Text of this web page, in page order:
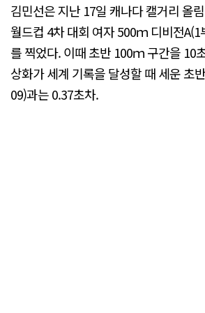
김민선은 지난 17일 캐나다 캘거리 올
월드컵 4차 대회 여자 500ｍ 디비전
를 찍었다. 이때 초반 100ｍ 구간을 10
상화가 세계 기록을 달성할 때 세운 초
09)과는 0.37초차.